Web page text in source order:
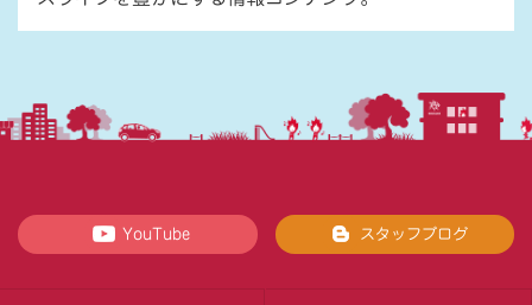
YouTube スタッフブログ